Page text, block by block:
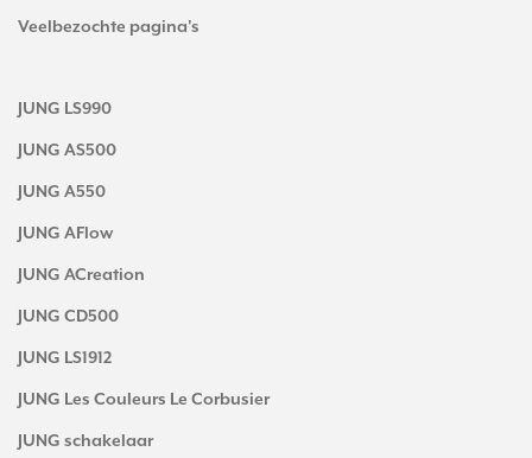
Veelbezochte pagina's
JUNG LS990
JUNG AS500
JUNG A550
JUNG AFlow
JUNG ACreation
JUNG CD500
JUNG LS1912
JUNG Les Couleurs Le Corbusier
JUNG schakelaar